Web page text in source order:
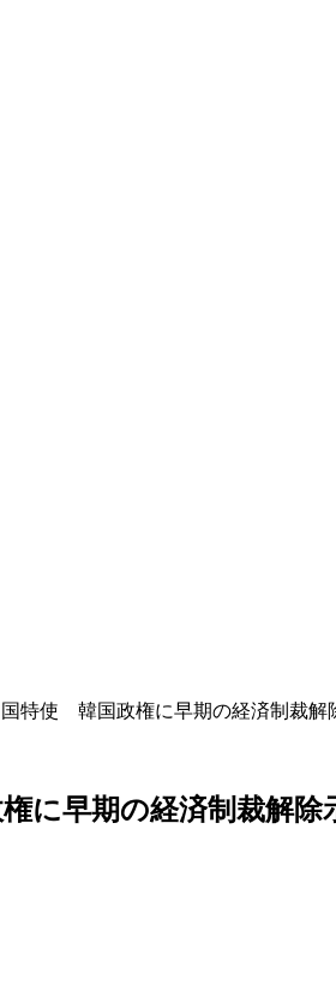
国特使 韓国政権に早期の経済制裁
に早期の経済制裁解